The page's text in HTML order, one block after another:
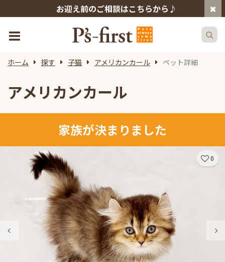
お迎え前のご相談はこちらから♪
ホーム 探す 子猫 アメリカンカール ペット詳細
アメリカンカール
家族が決まりました
0